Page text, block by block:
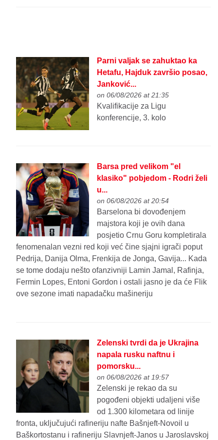
Parni valjak se zahuktao ka
Hetafu, Hajduk završio posao,
Janković...
on 06/08/2026 at 21:35
Kvalifikacije za Ligu
konferencije, 3. kolo
Barsa pred velikom "el
klasiko" pobjedom - Rodri želi
u...
on 06/08/2026 at 20:54
Barselona bi dovođenjem
majstora koji je ovih dana
posjetio Crnu Goru kompletirala
fenomenalan vezni red koji već čine sjajni igrači poput
Pedrija, Danija Olma, Frenkija de Jonga, Gavija... Kada
se tome dodaju nešto ofanzivniji Lamin Jamal, Rafinja,
Fermin Lopes, Entoni Gordon i ostali jasno je da će Flik
ove sezone imati napadačku mašineriju
Zelenski tvrdi da je Ukrajina
napala rusku naftnu i
pomorsku...
on 06/08/2026 at 19:57
Zelenski je rekao da su
pogođeni objekti udaljeni više
od 1.300 kilometara od linije
fronta, uključujući rafineriju nafte Bašnjeft-Novoil u
Baškortostanu i rafineriju Slavnjeft-Janos u Jaroslavskoj